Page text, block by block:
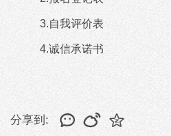
3.自我评价表
4.诚信承诺书
分享到: